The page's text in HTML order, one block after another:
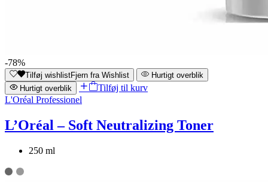
-78%
Tilføj wishlistFjern fra Wishlist
Hurtigt overblik
Hurtigt overblik
Tilføj til kurv
L'Oréal Professionel
L’Oréal – Soft Neutralizing Toner
250 ml